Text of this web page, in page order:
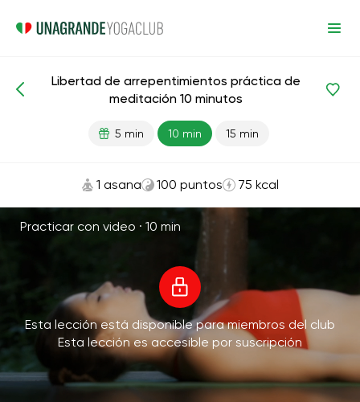
Meditaciones y respiración Arrepentirse
Libertad de arrepentimientos práctica de
meditación 10 minutos
5 min 10 min 15 min
1 asana 100 puntos 75 kcal
Practicar con video · 10 min
Esta lección está disponible para miembros del club
Esta lección es accesible por suscripción